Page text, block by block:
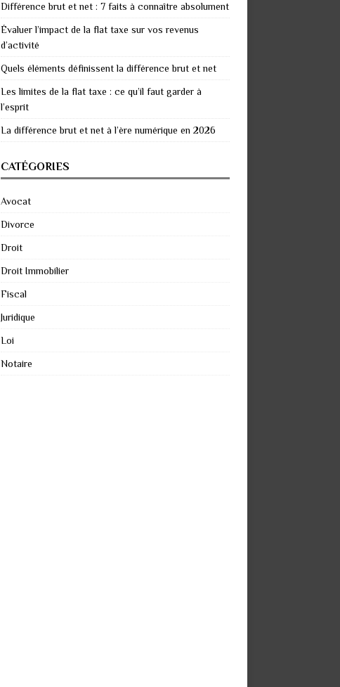
Différence brut et net : 7 faits à connaître absolument
Évaluer l’impact de la flat taxe sur vos revenus
d’activité
Quels éléments définissent la différence brut et net
Les limites de la flat taxe : ce qu’il faut garder à
l’esprit
La différence brut et net à l’ère numérique en 2026
CATÉGORIES
Avocat
Divorce
Droit
Droit Immobilier
Fiscal
Juridique
Loi
Notaire